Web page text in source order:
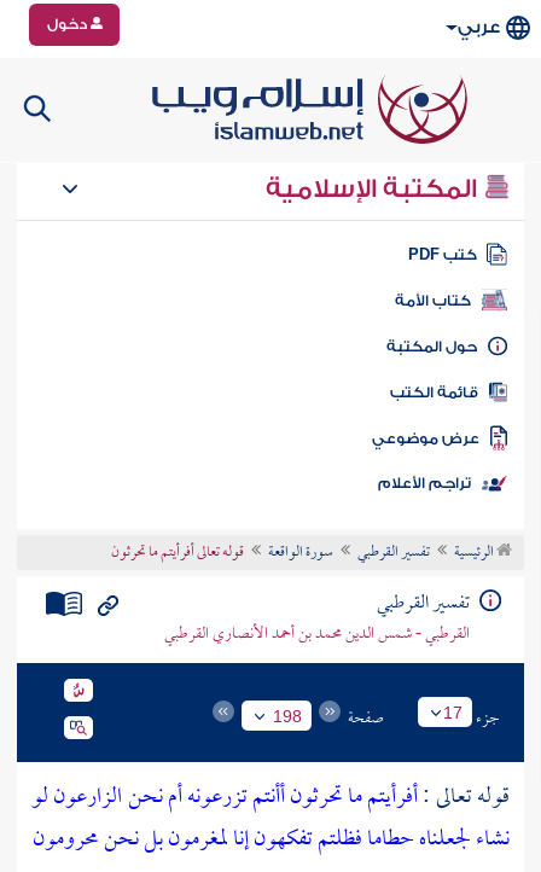
عربي دخول
المكتبة الإسلامية
كتب PDF
كتاب الأمة
المكتبة
الكتب
موضوعي
تراجم الأعلام
الرئيسية تفسير القرطبي سورة الواقعة قوله تعالى أفرأيتم ما تحرثون
تفسير القرطبي
القرطبي - شمس الدين محمد بن أحمد الأنصاري القرطبي
جزء 17 صفحة 198
قوله تعالى :أفرأيتم ما تحرثون أأنتم تزرعونه أم نحن الزارعون لو
نشاء لجعلناه حطاما فظلتم تفكهون إنا لمغرمون بل نحن محرومون